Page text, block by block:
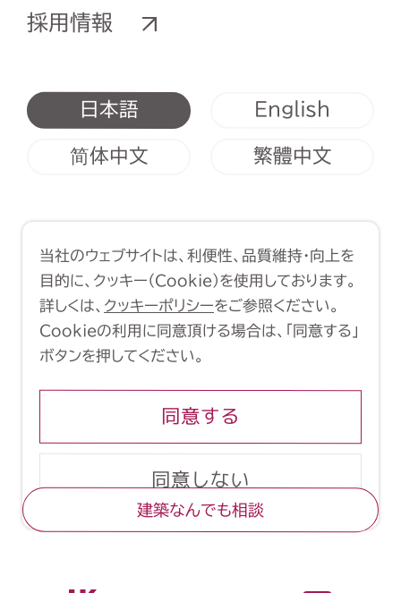
建築なんでも相談
採用情報
日本語 English
简体中文 繁體中文
Copyright (C) 1998-2026 Yasui
Architects & Engineers, Inc.
当社のウェブサイトは、利便性、品質維持・向上を
目的に、クッキー（Cookie）を使用しております。
詳しくは、 クッキーポリシーをご参照ください。
Cookieの利用に同意頂ける場合は、「同意する」
ボタンを押してください。
同意する
同意しない